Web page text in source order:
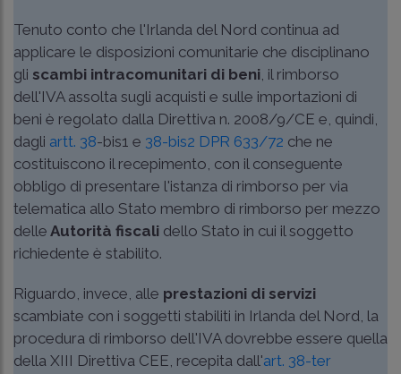
Tenuto conto che l'Irlanda del Nord continua ad
applicare le disposizioni comunitarie che disciplinano
gli scambi intracomunitari di beni, il rimborso
dell'IVA assolta sugli acquisti e sulle importazioni di
beni è regolato dalla Direttiva n. 2008/9/CE e, quindi,
dagli artt. 38-bis1 e 38-bis2 DPR 633/72 che ne
costituiscono il recepimento, con il conseguente
obbligo di presentare l'istanza di rimborso per via
telematica allo Stato membro di rimborso per mezzo
delle Autorità fiscali dello Stato in cui il soggetto
richiedente è stabilito.
Riguardo, invece, alle prestazioni di servizi
scambiate con i soggetti stabiliti in Irlanda del Nord, la
procedura di rimborso dell'IVA dovrebbe essere quella
della XIII Direttiva CEE, recepita dall'art. 38-ter